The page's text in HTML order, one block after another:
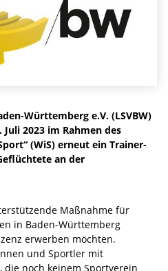
Württemberg e.V. (LSVBW)
2023 im Rahmen des
(WiS) erneut ein Trainer-
an der
Maßnahme für
in Baden-Württemberg
erwerben möchten.
und Sportler mit
noch keinem Sportverein